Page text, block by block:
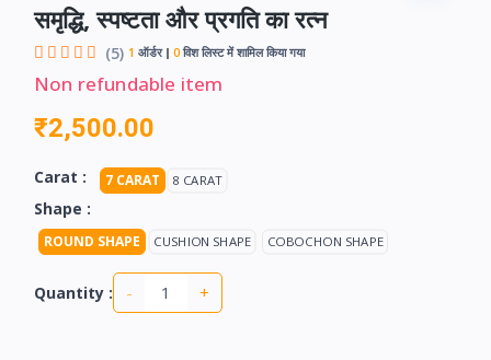
समृद्धि, स्पष्टता और प्रगति का रत्न
(5) 1 ऑर्डर 0 विश लिस्ट में शामिल किया गया
Non refundable item
₹2,500.00
Carat : 7 CARAT 8 CARAT
Shape :
ROUND SHAPE CUSHION SHAPE COBOCHON SHAPE
Quantity : - +